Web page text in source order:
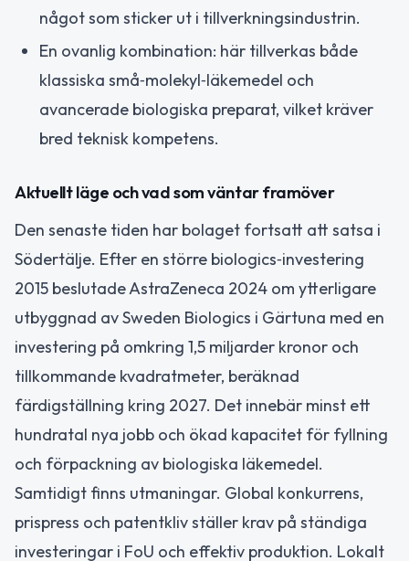
något som sticker ut i tillverkningsindustrin.
En ovanlig kombination: här tillverkas både
klassiska små‑molekyl‑läkemedel och
avancerade biologiska preparat, vilket kräver
bred teknisk kompetens.
Aktuellt läge och vad som väntar framöver
Den senaste tiden har bolaget fortsatt att satsa i
Södertälje. Efter en större biologics‑investering
2015 beslutade AstraZeneca 2024 om ytterligare
utbyggnad av Sweden Biologics i Gärtuna med en
investering på omkring 1,5 miljarder kronor och
tillkommande kvadratmeter, beräknad
färdigställning kring 2027. Det innebär minst ett
hundratal nya jobb och ökad kapacitet för fyllning
och förpackning av biologiska läkemedel.
Samtidigt finns utmaningar. Global konkurrens,
prispress och patentkliv ställer krav på ständiga
investeringar i FoU och effektiv produktion. Lokalt